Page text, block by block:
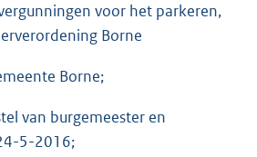
voor het parkeren,
Borne
Borne;
van burgemeester en
5-2016;